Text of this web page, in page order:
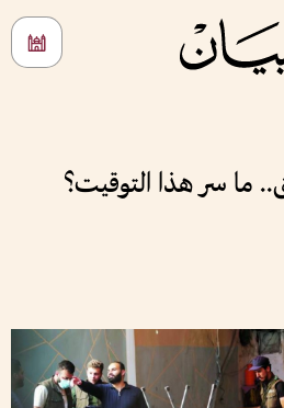
ما سر هذا التوقيت؟